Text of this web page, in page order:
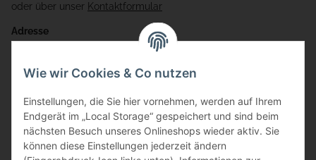
oder über unser Kontaktformular
Adresse
Gewerbering 17
84072 Au i.d. Hallertau
info@bauer-tore.de
Wie wir Cookies & Co nutzen
Einstellungen, die Sie hier vornehmen, werden auf Ihrem
Endgerät im „Local Storage“ gespeichert und sind beim
nächsten Besuch unseres Onlineshops wieder aktiv. Sie
können diese Einstellungen jederzeit ändern